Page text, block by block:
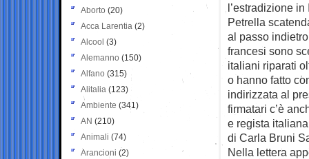
l’estradizione
Petrella
al passo
francesi sono
italiani riparati
o hanno fatto
indirizzata al
firmatari c’è
e regista
di Carla Bruni
Nella lettera
Aborto (20)
Acca Larentia (2)
Alcool (3)
Alemanno (150)
Alfano (315)
Alitalia (123)
Ambiente (341)
AN (210)
Animali (74)
Arancioni (2)